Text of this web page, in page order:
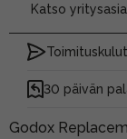
Katso
30 päivän
Godox